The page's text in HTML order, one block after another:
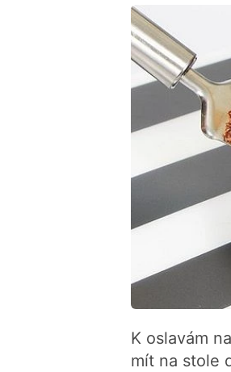
K oslavám
mít na stole